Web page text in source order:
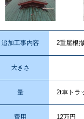
追加工事内容 2重屋根
大きさ
量 2t車ト
費用 12万円